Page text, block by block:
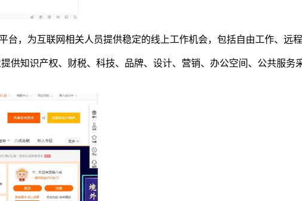
台，为互联网相关人员提供稳定的线上工作机会，包括自由工作、远
供知识产权、财税、科技、品牌、设计、营销、办公空间、公共服